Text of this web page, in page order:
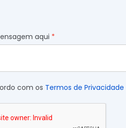
aqui
com os Termos de Privacidade